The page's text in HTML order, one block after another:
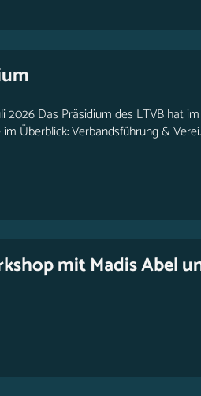
2026 Das Präsidium des LTVB hat
Überblick: Verbandsführung &
mit Madis Abel